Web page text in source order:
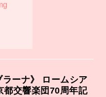
ーナ》 ロームシア
都交響楽団70周年記